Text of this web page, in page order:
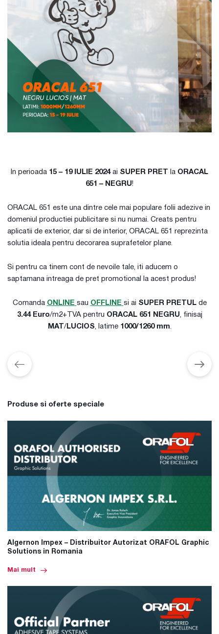
In perioada 15 – 19 IULIE 2024ai SUPER PRET la ORACAL
651 – NEGRU!
ORACAL 651 este una dintre cele mai populare folii adezive in
domeniul productiei publicitare si nu numai. Creats pentru
aplicatii de exterior, dar si de interior, ORACAL 651 reprezinta
solutia ideala pentru decorarea suprafetelor plane.
Si pentru ca tinem cont de nevoile tale, iti aducem o
saptamana intreaga de pret promotional la acest produs!
Comanda ONLINE sau OFFLINE si ai SUPER PRETULde
3.44 Euro/m2+TVA pentru ORACAL 651 NEGRU, finisaj
MAT /LUCIOS, latime 1000/1260 mm.
Produse si oferte speciale
Algernon Impex – Distribuitor Autorizat ORAFOL Graphic
Solutions in Romania
Mai mult